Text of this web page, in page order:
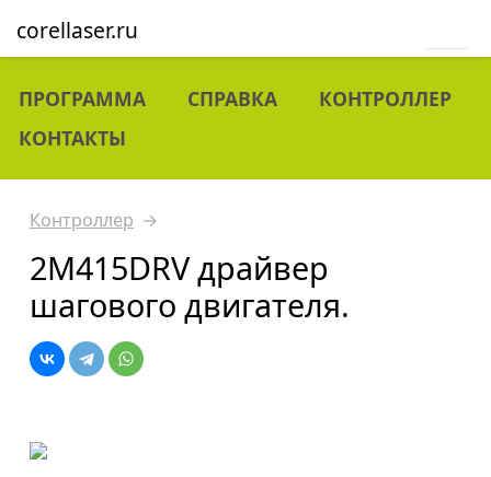
corellaser.ru
ПРОГРАММА СПРАВКА
КОНТРОЛЛЕР
КОНТАКТЫ
Контроллер →
2M415DRV драйвер
шагового двигателя.